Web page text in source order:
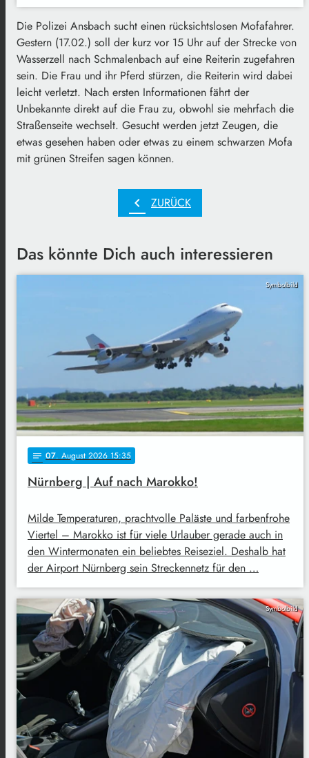
Die Polizei Ansbach sucht einen rücksichtslosen Mofafahrer.
Gestern (17.02.) soll der kurz vor 15 Uhr auf der Strecke von
Wasserzell nach Schmalenbach auf eine Reiterin zugefahren
sein. Die Frau und ihr Pferd stürzen, die Reiterin wird dabei
leicht verletzt. Nach ersten Informationen fährt der
Unbekannte direkt auf die Frau zu, obwohl sie mehrfach die
Straßenseite wechselt. Gesucht werden jetzt Zeugen, die
etwas gesehen haben oder etwas zu einem schwarzen Mofa
mit grünen Streifen sagen können.
chevron_left ZURÜCK
Das könnte Dich auch interessieren
Symbolbild
notes 07. August 2026 15:35
Nürnberg | Auf nach Marokko!
Milde Temperaturen, prachtvolle Paläste und farbenfrohe
Viertel – Marokko ist für viele Urlauber gerade auch in
den Wintermonaten ein beliebtes Reiseziel. Deshalb hat
der Airport Nürnberg sein Streckennetz für den …
Symbolbild